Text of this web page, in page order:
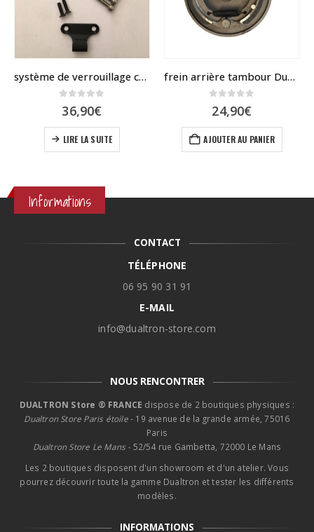
système de verrouillage colonne/deck Dualtron
36,90€
LIRE LA SUITE
frein arrière tambour Dualtron Mini, Togo, POP
24,90€
AJOUTER AU PANIER
Informations
CONTACT
TÉLÉPHONE
06 95 90 31 91
E-MAIL
info@dualtron-store.com
NOUS RENCONTRER
DUALTRON Store ® FRANCE dispose de 2 boutiques physiques :
Dualtron Store Paris étoile- 19 avenue de la grande armée, 75016
Paris
Dualtron Store Le Mans - 52/54 rue Gambetta, 72000 Le Mans
Les 2 boutiques disposent d'un showroom et d'un atelier. Vous
pourrez découvrir toute la gamme Dualtron et tester les différents
modèles.
INFORMATIONS